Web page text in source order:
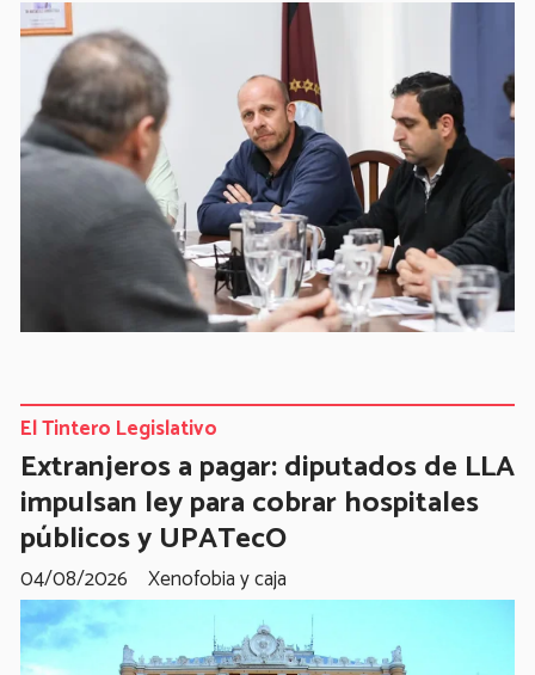
Extranjeros a pagar: diputados de LLA
impulsan ley para cobrar hospitales
públicos y UPATecO
Xenofobia y caja
El Tintero Legislativo
04/08/2026